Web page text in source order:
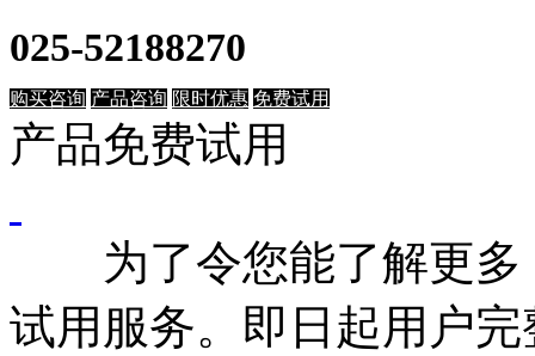
025-52188270
购买咨询 产品咨询 限时优惠 免费试用
产品免费试用
为了令您能了解更多
试用服务。即日起用户